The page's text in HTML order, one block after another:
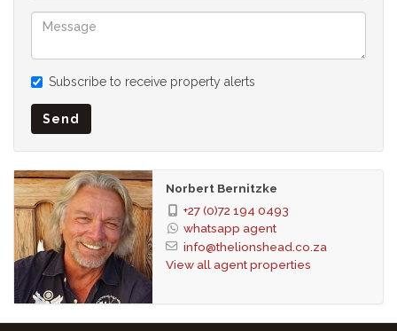
Subscribe to receive property alerts
Send
Norbert Bernitzke
+27 (0)72 194 0493
whatsapp agent
info@thelionshead.co.za
View all agent properties